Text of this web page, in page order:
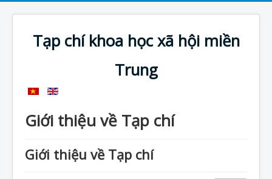
Tạp chí khoa học xã hội miền
Trung
Giới thiệu về Tạp chí
Giới thiệu về Tạp chí